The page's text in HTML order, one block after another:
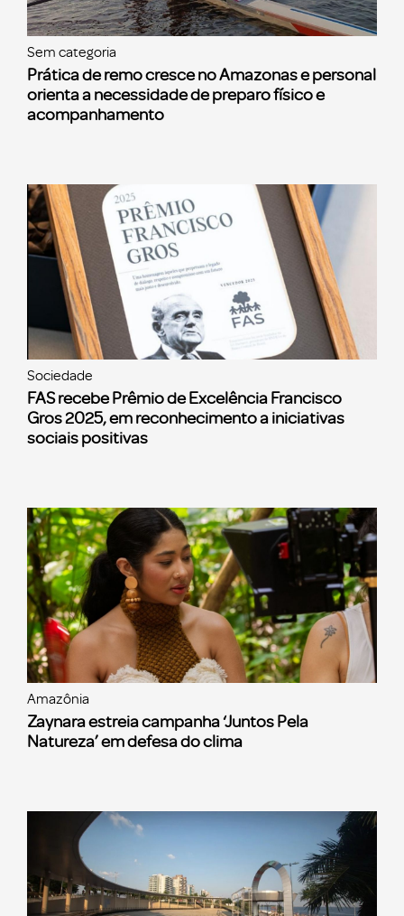
Sem categoria
Prática de remo cresce no Amazonas e personal
orienta a necessidade de preparo físico e
acompanhamento
Sociedade
FAS recebe Prêmio de Excelência Francisco
Gros 2025, em reconhecimento a iniciativas
sociais positivas
Amazônia
Zaynara estreia campanha ‘Juntos Pela
Natureza’ em defesa do clima